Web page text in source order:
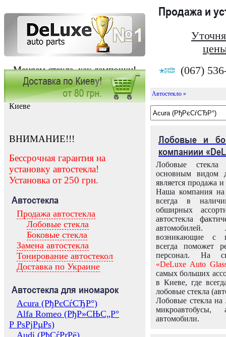
Меняем стекла, как лампочки!
Продажа и
(067)
Заказать установку автостекла в
Киеве
ВНИМАНИЕ!!!
Бессрочная гарантия на
установку автостекла!
Установка от 250 грн.
Автостекла
Продажа автостекла
Лобовые стекла
Боковые стекла
Замена автостекла
Тонирование автостекол
Доставка по Украине
Автостекла для иномарок
Acura (РђРєСѓСЂР°)
Alfa Romeo (РђР»СЊС„Р°
Р РѕРјРµРѕ)
Audi (РђСѓРґРё)
Автостекло »
Лобовые и
компаниии
Лобовые
основным видом
является продажа и
Наша компания на
всегда в
обширных
автостекла
возникающие с
всегда поможет
персонал. На
«DeLuxe Auto
самых больших
в Киеве, где
лобовые стекла
Лобовые стекла на
микроавтобусы,
автомобили.